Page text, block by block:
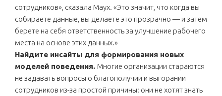
сотрудников», сказала Маух. «Это значит, что когда вы
собираете данные, вы делаете это прозрачно — и затем
берете на себя ответственность за улучшение рабочего
места на основе этих данных.»
Найдите инсайты для формирования новых
моделей поведения. Многие организации стараются
не задавать вопросы о благополучии и выгорании
сотрудников из-за простой причины: они не хотят знать